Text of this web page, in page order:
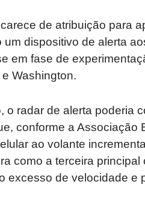
de atribuição para
dispositivo de alerta
em fase de
Washington.
o radar de alerta poderia
conforme a Associação
ao volante
como a terceira
excesso de velocidade e